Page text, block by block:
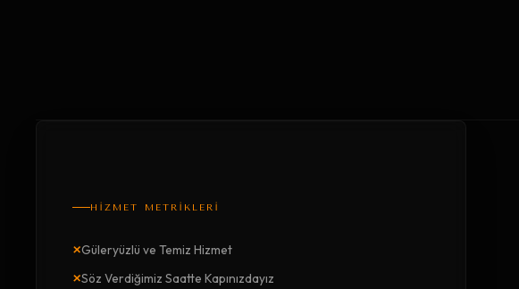
HİZMET METRİKLERİ
×Güleryüzlü ve Temiz Hizmet
×Söz Verdiğimiz Saatte Kapınızdayız